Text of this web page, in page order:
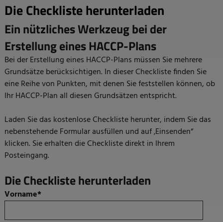
Die Checkliste herunterladen
Ein nützliches Werkzeug bei der
Erstellung eines HACCP-Plans
Bei der Erstellung eines HACCP-Plans müssen Sie mehrere
Grundsätze berücksichtigen. In dieser Checkliste finden Sie
eine Reihe von Punkten, mit denen Sie feststellen können, ob
Ihr HACCP-Plan all diesen Grundsätzen entspricht.
Laden Sie das kostenlose Checkliste herunter, indem Sie das
nebenstehende Formular ausfüllen und auf ‚Einsenden“
klicken. Sie erhalten die Checkliste direkt in Ihrem
Posteingang.
Die Checkliste herunterladen
Vorname*